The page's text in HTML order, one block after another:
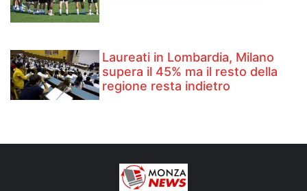
Laureati in Lombardia, Milano
supera il 45% ma il resto della
regione resta indietro